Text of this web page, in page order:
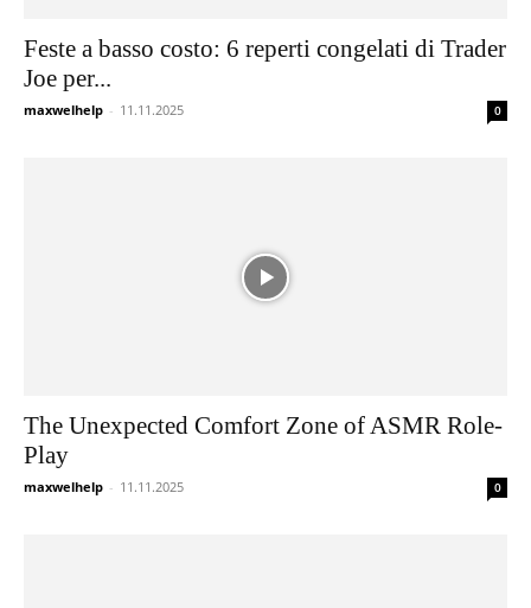
Feste a basso costo: 6 reperti congelati di Trader
Joe per...
maxwelhelp - 11.11.2025 0
The Unexpected Comfort Zone of ASMR Role-
Play
maxwelhelp - 11.11.2025 0